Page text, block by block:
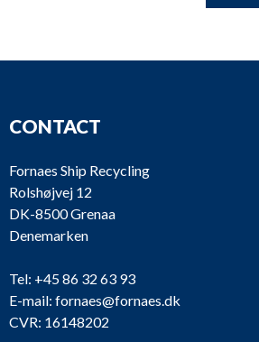
CONTACT
Fornaes Ship Recycling
Rolshøjvej 12
DK-8500 Grenaa
Denemarken
Tel: +45 86 32 63 93
E-mail: fornaes@fornaes.dk
CVR: 16148202